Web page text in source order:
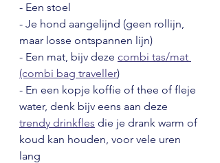
- Een stoel
- Je hond aangelijnd (geen rollijn,
maar losse ontspannen lijn)
- Een mat, bijv deze combi tas/mat
(combi bag traveller)
- En een kopje koffie of thee of fleje
water, denk bijv eens aan deze
trendy drinkfles die je drank warm of
koud kan houden, voor vele uren
lang